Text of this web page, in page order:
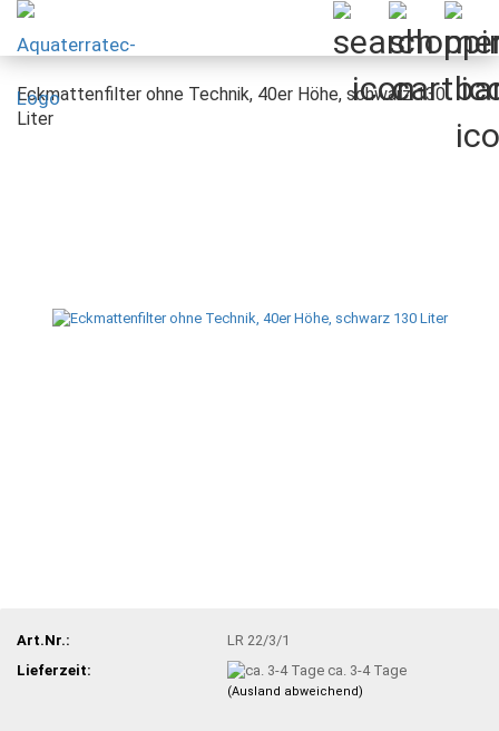
Eckmattenfilter ohne Technik, 40er Höhe, schwarz 130
Liter
Art.Nr.:
LR 22/3/1
Lieferzeit:
ca. 3-4 Tage
(Ausland abweichend)